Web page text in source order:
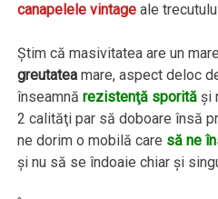
canapelele vintage ale
Ştim că masivitatea are un
greutatea mare, aspect deloc
înseamnărezistenţă sporită şi
2 calităţi par să doboare însă
ne dorim o mobilă care să ne
şi nu să se îndoaie chiar şi